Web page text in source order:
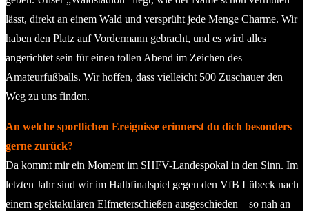
lässt, direkt an einem Wald und versprüht jede Menge Charme. Wir
haben den Platz auf Vordermann gebracht, und es wird alles
angerichtet sein für einen tollen Abend im Zeichen des
Amateurfußballs. Wir hoffen, dass vielleicht 500 Zuschauer den
Weg zu uns finden.
An welche sportlichen Ereignisse erinnerst du dich besonders
gerne zurück?
Da kommt mir ein Moment im SHFV-Landespokal in den Sinn. Im
letzten Jahr sind wir im Halbfinalspiel gegen den VfB Lübeck nach
einem spektakulären Elfmeterschießen ausgeschieden – so nah an